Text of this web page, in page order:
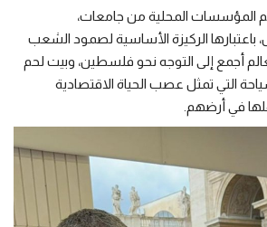
المؤسسات المحلية من جامعات،
الركيزة الأساسية لصمود الشعب
أجمع إلى التوجه نحو فلسطين، وبيت لحم
التي تمثل عصب الحياة الاقتصادية
في أرضهم.